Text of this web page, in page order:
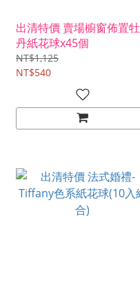
出清特價 賣場櫥窗佈置牡
丹紙花球x45個
NT$1,125
NT$540